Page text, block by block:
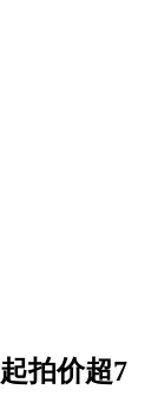
拍价超7